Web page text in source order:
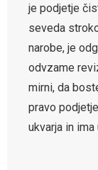
je podjetje
seveda
narobe, je
odvzame
mirni, da
pravo
ukvarja in